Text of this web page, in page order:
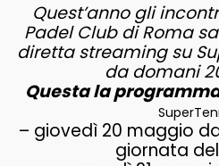
Quest’anno gli
Padel Club di Roma
diretta streaming su
da domani
Questa la
– giovedì 20 maggio
giornata